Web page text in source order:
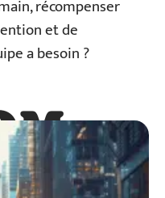
récompenser
et de
a besoin ?